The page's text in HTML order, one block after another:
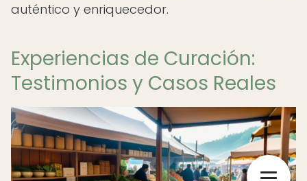
auténtico y enriquecedor.
Experiencias de Curación:
Testimonios y Casos Reales